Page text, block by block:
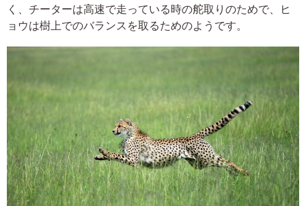
く、チーターは高速で走っている時の舵取りのためで、ヒ
ョウは樹上でのバランスを取るためのようです。